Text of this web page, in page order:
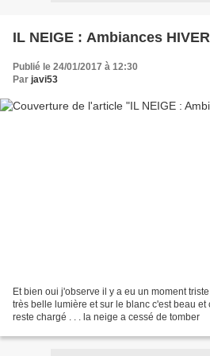
IL NEIGE : Ambiances
Publié le 24/01/2017 à 12:30
Par javi53
Et bien oui j'observe il y a eu un moment
très belle lumière et sur le blanc c'est beau et
reste chargé . . . la neige a cessé de tomber